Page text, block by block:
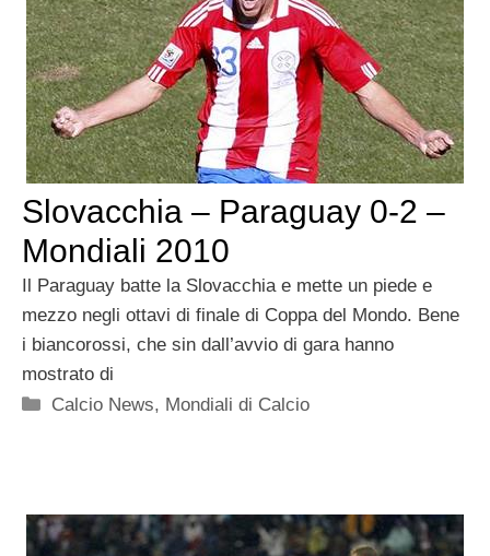
Slovacchia – Paraguay 0-2 –
Mondiali 2010
Il Paraguay batte la Slovacchia e mette un piede e
mezzo negli ottavi di finale di Coppa del Mondo. Bene
i biancorossi, che sin dall’avvio di gara hanno
mostrato di
Categorie
Calcio News, Mondiali di Calcio